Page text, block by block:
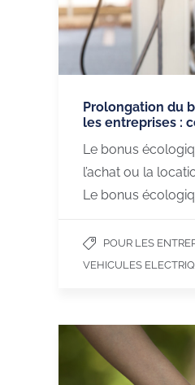
Prolongation du
les entreprises :
Le bonus
l’achat ou la
Le bonus
POUR LES
VEHICULES